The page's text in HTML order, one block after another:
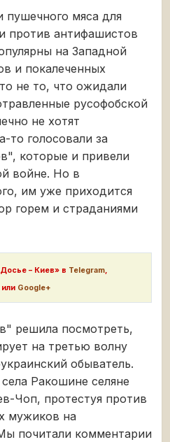
мяса для
против антифашистов
на Западной
и покалеченных
не то, что ожидали
русофобской
не хотят
то голосовали за
которые и привели
войне. Но в
им уже приходится
горем и страданиями
– Киев» в Telegram,
или Google+
решила посмотреть,
на третью волну
обыватель.
Ракошине селяне
Чоп, протестуя против
мужиков на
почитали комментарии